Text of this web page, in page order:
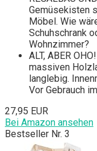
Gemüsekisten
Möbel. Wie
Schuhschrank
Wohnzimmer?
ALT, ABER
massiven
langlebig.
Vor Gebrauch
27,95 EUR
Bei Amazon ansehen
Bestseller Nr. 3